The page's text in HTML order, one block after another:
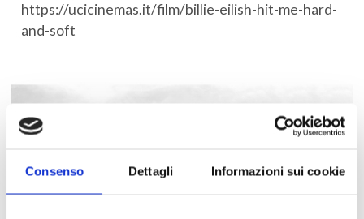
Consenso Dettagli Informazioni sui cookie
https://ucicinemas.it/film/billie-eilish-hit-me-hard-
and-soft